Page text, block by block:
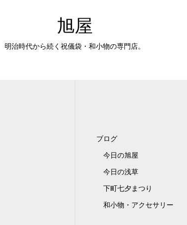
旭屋
明治時代から続く祝儀袋・和小物の専門店。
ブログ
今日の旭屋
今日の浅草
下町七夕まつり
和小物・アクセサリー